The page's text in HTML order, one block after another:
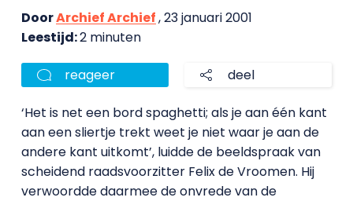
DoorArchief Archief, 23 januari 2001
Leestijd:2 minuten
reageer deel
‘Het is net een bord spaghetti; als je aan één kant
aan een sliertje trekt weet je niet waar je aan de
andere kant uitkomt’, luidde de beeldspraak van
scheidend raadsvoorzitter Felix de Vroomen. Hij
verwoordde daarmee de onvrede van de